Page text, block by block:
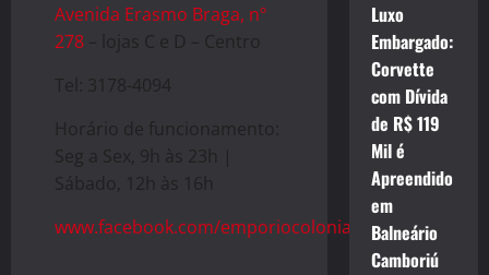
Avenida Erasmo Braga, nº
278 – lojas C e D – Centro
Tel: 3178-4094
Horário de funcionamento:
Seg a Sex, 9h às 23h |
Sábado, 12h às 16h
www.facebook.com/emporiocolonial/
Luxo
Embargado:
Corvette
com Dívida
de R$ 119
Mil é
Apreendido
em
Balneário
Camboriú